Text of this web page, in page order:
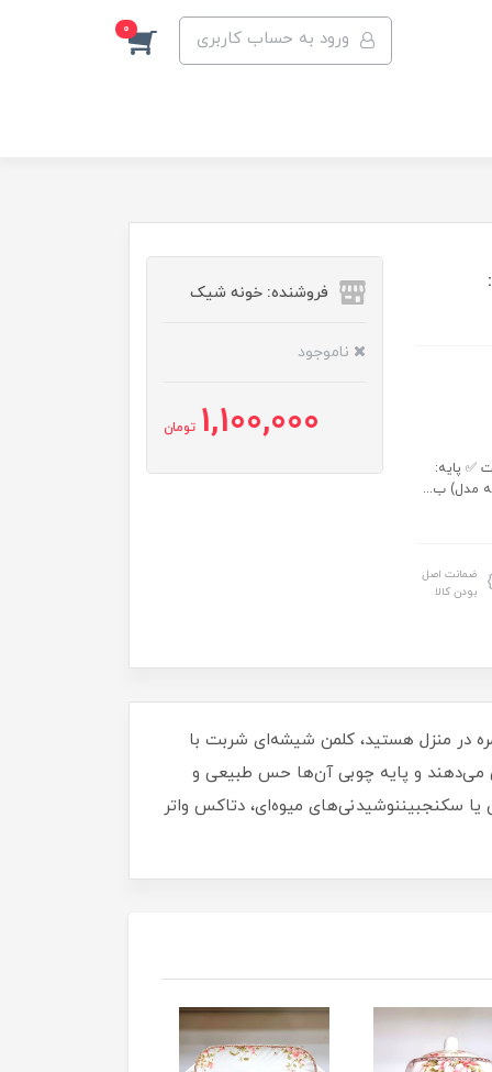
ورود به حساب کاربری 0
✅ پایه:
مدل) ب...
ضمانت اصل
بودن کالا
فروشنده: خونه شیک
ناموجود
1,100,000 تومان
در منزل هستید، کلمن شیشه‌ای شربت با
می‌دهند و پایه چوبی آن‌ها حس طبیعی و
سکنجبیننوشیدنی‌های میوه‌ای، دتاکس واتر